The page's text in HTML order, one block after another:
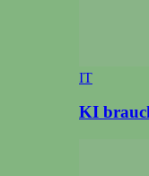
IT
KI